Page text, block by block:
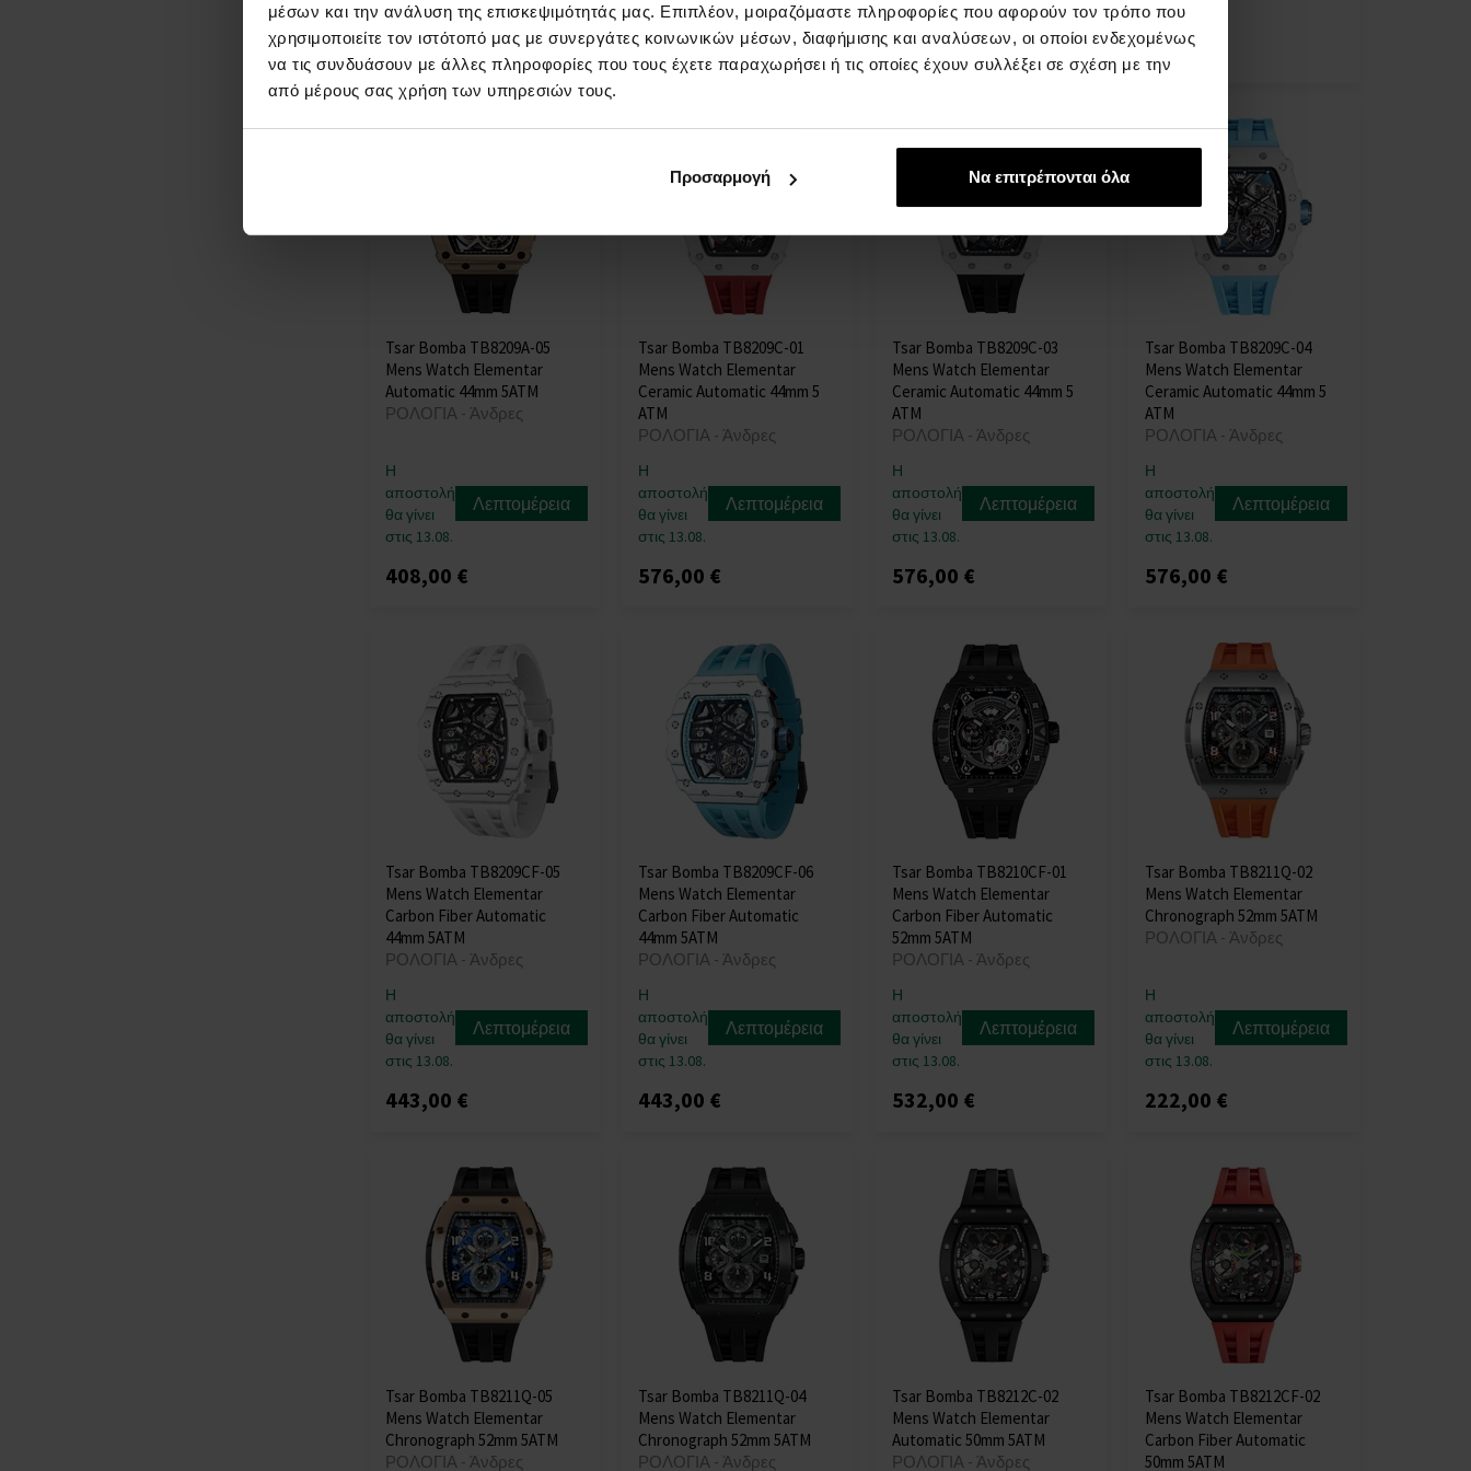
μέσων και την ανάλυση της επισκεψιμότητάς μας. Επιπλέον, μοιραζόμαστε πληροφορίες που αφορούν τον τρόπο που
χρησιμοποιείτε τον ιστότοπό μας με συνεργάτες κοινωνικών μέσων, διαφήμισης και αναλύσεων, οι οποίοι ενδεχομένως
να τις συνδυάσουν με άλλες πληροφορίες που τους έχετε παραχωρήσει ή τις οποίες έχουν συλλέξει σε σχέση με την
από μέρους σας χρήση των υπηρεσιών τους.
Προσαρμογή Να επιτρέπονται όλα
(+40)
(+210)
(+27)
στις 13.08.
443,00 €
στις 13.08.
408,00 €
στις 13.08.
399,00 €
στις 13.08.
408,00 €
Tsar Bomba TB8209A-05
Mens Watch Elementar
Automatic 44mm 5ATM
ΡΟΛΟΓΙΑ - Άνδρες
Η
αποστολή
θα γίνει
στις 13.08.
Λεπτομέρεια
408,00 €
Tsar Bomba TB8209C-01
Mens Watch Elementar
Ceramic Automatic 44mm 5
ATM
ΡΟΛΟΓΙΑ - Άνδρες
Η
αποστολή
θα γίνει
στις 13.08.
Λεπτομέρεια
576,00 €
Tsar Bomba TB8209C-03
Mens Watch Elementar
Ceramic Automatic 44mm 5
ATM
ΡΟΛΟΓΙΑ - Άνδρες
Η
αποστολή
θα γίνει
στις 13.08.
Λεπτομέρεια
576,00 €
Tsar Bomba TB8209C-04
Mens Watch Elementar
Ceramic Automatic 44mm 5
ATM
ΡΟΛΟΓΙΑ - Άνδρες
Η
αποστολή
θα γίνει
στις 13.08.
Λεπτομέρεια
576,00 €
Tsar Bomba TB8209CF-05
Mens Watch Elementar
Carbon Fiber Automatic
44mm 5ATM
ΡΟΛΟΓΙΑ - Άνδρες
Η
αποστολή
θα γίνει
στις 13.08.
Λεπτομέρεια
443,00 €
Tsar Bomba TB8209CF-06
Mens Watch Elementar
Carbon Fiber Automatic
44mm 5ATM
ΡΟΛΟΓΙΑ - Άνδρες
Η
αποστολή
θα γίνει
στις 13.08.
Λεπτομέρεια
443,00 €
Tsar Bomba TB8210CF-01
Mens Watch Elementar
Carbon Fiber Automatic
52mm 5ATM
ΡΟΛΟΓΙΑ - Άνδρες
Η
αποστολή
θα γίνει
στις 13.08.
Λεπτομέρεια
532,00 €
Tsar Bomba TB8211Q-02
Mens Watch Elementar
Chronograph 52mm 5ATM
ΡΟΛΟΓΙΑ - Άνδρες
Η
αποστολή
θα γίνει
στις 13.08.
Λεπτομέρεια
222,00 €
Tsar Bomba TB8211Q-05
Mens Watch Elementar
Chronograph 52mm 5ATM
ΡΟΛΟΓΙΑ - Άνδρες
Tsar Bomba TB8211Q-04
Mens Watch Elementar
Chronograph 52mm 5ATM
ΡΟΛΟΓΙΑ - Άνδρες
Tsar Bomba TB8212C-02
Mens Watch Elementar
Automatic 50mm 5ATM
ΡΟΛΟΓΙΑ - Άνδρες
Tsar Bomba TB8212CF-02
Mens Watch Elementar
Carbon Fiber Automatic
50mm 5ATM